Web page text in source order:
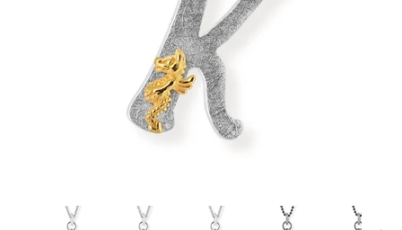
Stein & Perlketten